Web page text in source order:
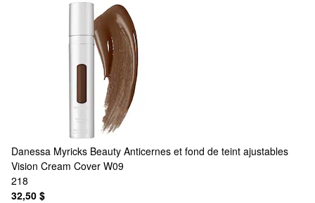
Danessa Myricks Beauty Anticernes et fond de teint ajustables
Vision Cream Cover W09
218
32,50 $